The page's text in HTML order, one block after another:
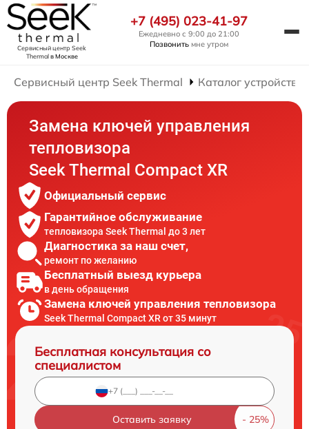
Сервисный центр Seek
Thermalв Москве
+7 (495) 023-41-97
Ежедневно с 9:00 до 21:00
Позвонить мне утром
Сервисный центр Seek Thermal Каталог устройств
Замена ключей управления
тепловизора
Seek Thermal Compact XR
Официальный сервис
Гарантийное обслуживание
тепловизора Seek Thermal до 3 лет
Диагностика за наш счет,
ремонт по желанию
Бесплатный выезд курьера
в день обращения
Замена ключей управления тепловизора
Seek Thermal Compact XR от 35 минут
Бесплатная консультация со
специалистом
Оставить заявку